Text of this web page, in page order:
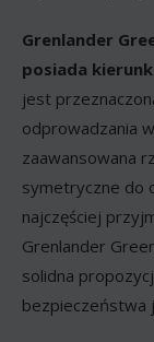
Grenlander
posiada
jest
odprowadzania
zaawansowana
symetryczne do
najczęściej
Grenlander
solidna
bezpieczeństwa